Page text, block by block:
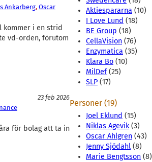
Ankarberg, Oscar
i en strid
vd-orden, förutom
23 feb 2026
för bolag att ta in
Aktiespararna (10)
I Love Lund (18)
BE Group (18)
CellaVision (76)
Enzymatica (35)
Klara Bo (10)
MilDef(25)
SLP (17)
Personer (19)
Joel Eklund (15)
Niklas Agevik(3)
Oscar Ahlgren (43)
Jenny Sjödahl (8)
Marie Bengtsson (8)